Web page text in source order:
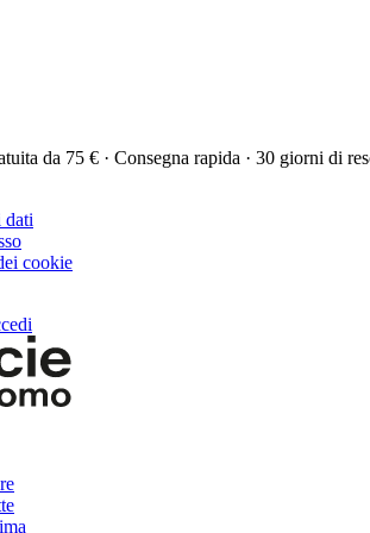
da 75 € · Consegna rapida · 30 giorni di
dati
cookie